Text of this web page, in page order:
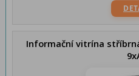
Informační vitrína